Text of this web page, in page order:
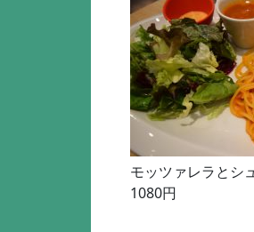
モッツァレラとシ
1080円